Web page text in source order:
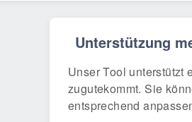
Unterstützung
Unser Tool unterstützt
zugutekommt. Sie
entsprechend